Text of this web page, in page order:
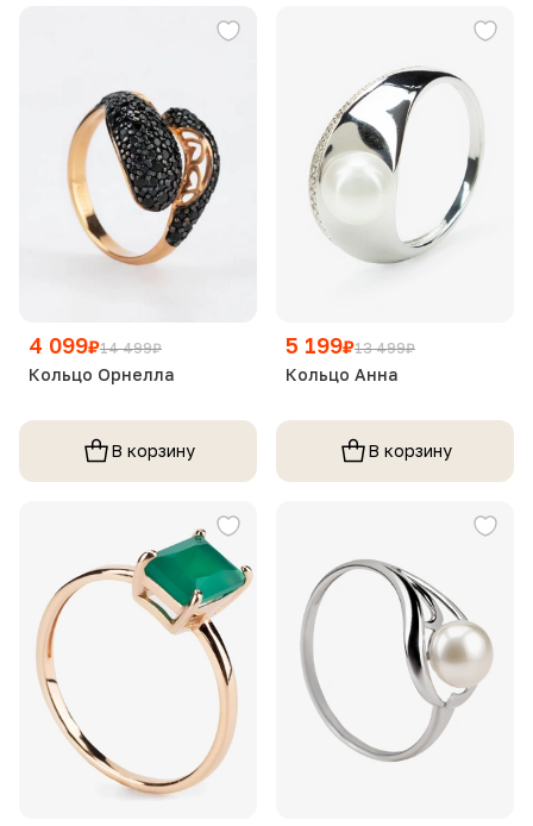
4 099₽14 499₽
Кольцо Орнелла
В корзину
5 199₽13 499₽
Кольцо Анна
В корзину